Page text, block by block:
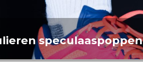
speculaaspoppen